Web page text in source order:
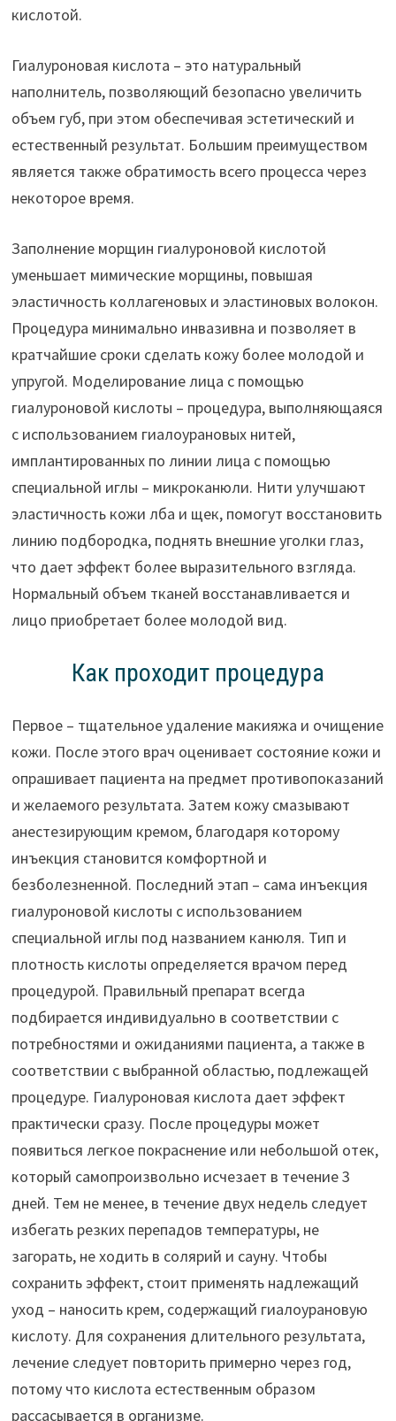
кислотой.
Гиалуроновая кислота – это натуральный
наполнитель, позволяющий безопасно увеличить
объем губ, при этом обеспечивая эстетический и
естественный результат. Большим преимуществом
является также обратимость всего процесса через
некоторое время.
Заполнение морщин гиалуроновой кислотой
уменьшает мимические морщины, повышая
эластичность коллагеновых и эластиновых волокон.
Процедура минимально инвазивна и позволяет в
кратчайшие сроки сделать кожу более молодой и
упругой. Моделирование лица с помощью
гиалуроновой кислоты – процедура, выполняющаяся
с использованием гиалоурановых нитей,
имплантированных по линии лица с помощью
специальной иглы – микроканюли. Нити улучшают
эластичность кожи лба и щек, помогут восстановить
линию подбородка, поднять внешние уголки глаз,
что дает эффект более выразительного взгляда.
Нормальный объем тканей восстанавливается и
лицо приобретает более молодой вид.
Как проходит процедура
Первое – тщательное удаление макияжа и очищение
кожи. После этого врач оценивает состояние кожи и
опрашивает пациента на предмет противопоказаний
и желаемого результата. Затем кожу смазывают
анестезирующим кремом, благодаря которому
инъекция становится комфортной и
безболезненной. Последний этап – сама инъекция
гиалуроновой кислоты с использованием
специальной иглы под названием канюля. Тип и
плотность кислоты определяется врачом перед
процедурой. Правильный препарат всегда
подбирается индивидуально в соответствии с
потребностями и ожиданиями пациента, а также в
соответствии с выбранной областью, подлежащей
процедуре. Гиалуроновая кислота дает эффект
практически сразу. После процедуры может
появиться легкое покраснение или небольшой отек,
который самопроизвольно исчезает в течение 3
дней. Тем не менее, в течение двух недель следует
избегать резких перепадов температуры, не
загорать, не ходить в солярий и сауну. Чтобы
сохранить эффект, стоит применять надлежащий
уход – наносить крем, содержащий гиалоурановую
кислоту. Для сохранения длительного результата,
лечение следует повторить примерно через год,
потому что кислота естественным образом
рассасывается в организме.